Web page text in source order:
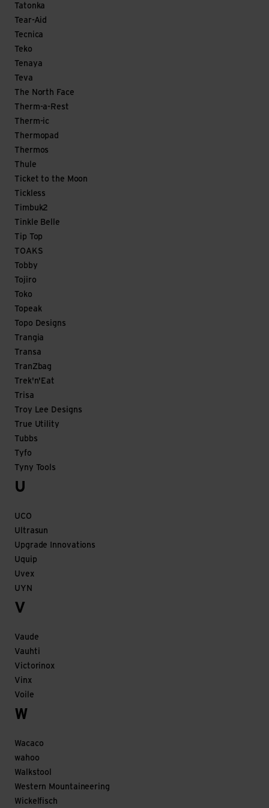
Tatonka
Tear-Aid
Tecnica
Teko
Tenaya
Teva
The North Face
Therm-a-Rest
Therm-ic
Thermopad
Thermos
Thule
Ticket to the Moon
Tickless
Timbuk2
Tinkle Belle
Tip Top
TOAKS
Tobby
Tojiro
Toko
Topeak
Topo Designs
Trangia
Transa
TranZbag
Trek'n'Eat
Trisa
Troy Lee Designs
True Utility
Tubbs
Tyfo
Tyny Tools
U
UCO
Ultrasun
Upgrade Innovations
Uquip
Uvex
UYN
V
Vaude
Vauhti
Victorinox
Vinx
Voile
W
Wacaco
wahoo
Walkstool
Western Mountaineering
Wickelfisch